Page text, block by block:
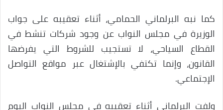
كما نبه البرلماني الحمامي، أثناء تعقيبه على جواب
الوزيرة في مجلس النواب عن وجود شركات تنشط في
القطاع السياحي، لا تستجيب للشروط التي يفرضها
القانون، وإنما تكتفي بالإشتغال عبر مواقع التواصل
الإجتماعي.
ولفت البرلماني أثناء تعقيبه في مجلس النواب اليوم